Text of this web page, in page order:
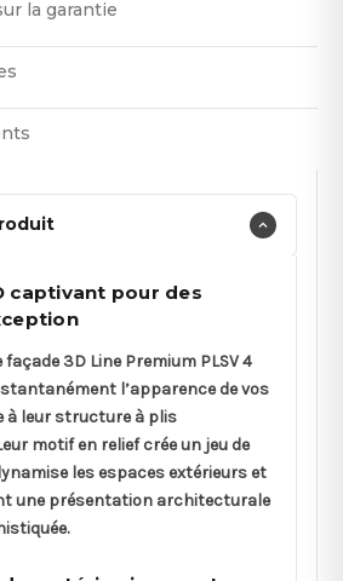
la garantie
captivant pour des
3D Line Premium PLSV 4
l’apparence de vos
à leur structure à plis
motif en relief crée un jeu de
les espaces extérieurs et
une présentation architecturale